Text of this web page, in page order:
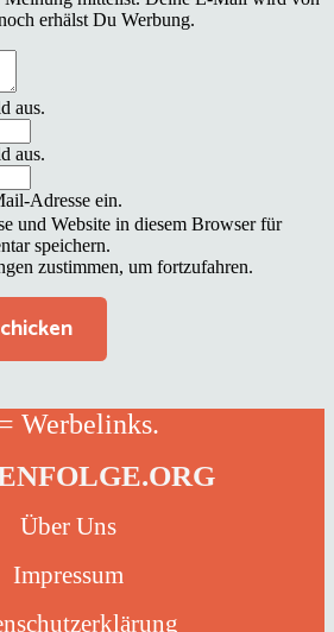
erhälst Du Werbung.
aus.
aus.
Adresse ein.
und Website in diesem Browser für
speichern.
zustimmen, um fortzufahren.
Werbelinks.
Über Uns
Impressum